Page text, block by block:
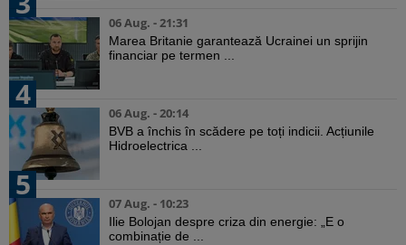
06 Aug. - 21:31
Marea Britanie garantează Ucrainei un sprijin
financiar pe termen ...
4
06 Aug. - 20:14
BVB a închis în scădere pe toți indicii. Acțiunile
Hidroelectrica ...
5
07 Aug. - 10:23
Ilie Bolojan despre criza din energie: „E o
combinație de ...